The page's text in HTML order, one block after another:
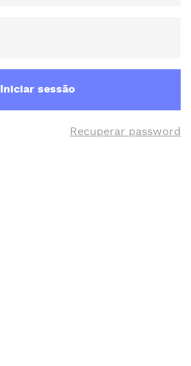
Iniciar sessão
Recuperar password